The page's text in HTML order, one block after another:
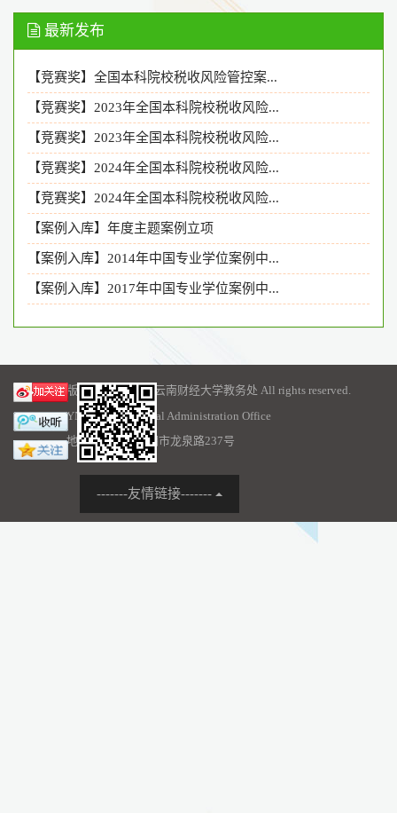
最新发布
【竞赛奖】全国本科院校税收风险管控案...
【竞赛奖】2023年全国本科院校税收风险...
【竞赛奖】2023年全国本科院校税收风险...
【竞赛奖】2024年全国本科院校税收风险...
【竞赛奖】2024年全国本科院校税收风险...
【案例入库】年度主题案例立项
【案例入库】2014年中国专业学位案例中...
【案例入库】2017年中国专业学位案例中...
版权所有 © 2016 云南财经大学教务处 All rights reserved.
YNUFE Educational Administration Office
地址：云南省昆明市龙泉路237号
-------友情链接-------